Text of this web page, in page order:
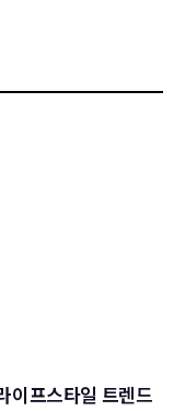
이프스타일 트렌드